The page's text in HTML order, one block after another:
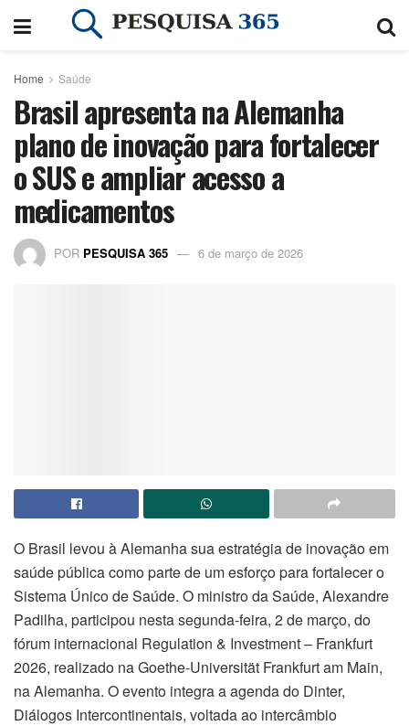
Home Saúde
Brasil apresenta na Alemanha
plano de inovação para fortalecer
o SUS e ampliar acesso a
medicamentos
POR PESQUISA 365 6 de março de 2026
O Brasil levou à Alemanha sua estratégia de inovação em
saúde pública como parte de um esforço para fortalecer o
Sistema Único de Saúde. O ministro da Saúde, Alexandre
Padilha, participou nesta segunda-feira, 2 de março, do
fórum internacional Regulation & Investment – Frankfurt
2026, realizado na Goethe-Universität Frankfurt am Main,
na Alemanha. O evento integra a agenda do Dinter,
Diálogos Intercontinentais, voltada ao intercâmbio